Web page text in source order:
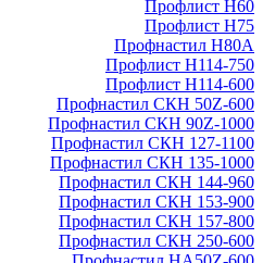
Профлист Н60
Профлист Н75
Профнастил Н80А
Профлист Н114-750
Профлист Н114-600
Профнастил СКН 50Z-600
Профнастил СКН 90Z-1000
Профнастил СКН 127-1100
Профнастил СКН 135-1000
Профнастил СКН 144-960
Профнастил СКН 153-900
Профнастил СКН 157-800
Профнастил СКН 250-600